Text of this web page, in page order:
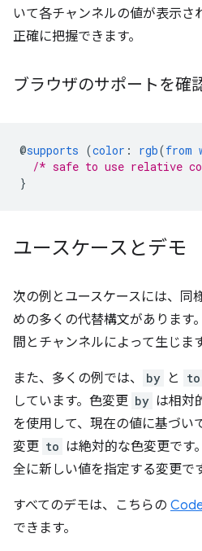
いて各チャンネルの値が表示さ
正確に把握できます。
ブラウザのサポートを確
@supports (color : rgb(from
/* safe to use relative
}
ユースケースとデモ
次の例とユースケースには、同
めの多くの代替構文があります
間とチャンネルによって生じます
また、多くの例では、 by と to
しています。色変更 by は相対
を使用して、現在の値に基づい
変更 to は絶対的な色変更です
全に新しい値を指定する変更です
すべてのデモは、こちらの
できます。